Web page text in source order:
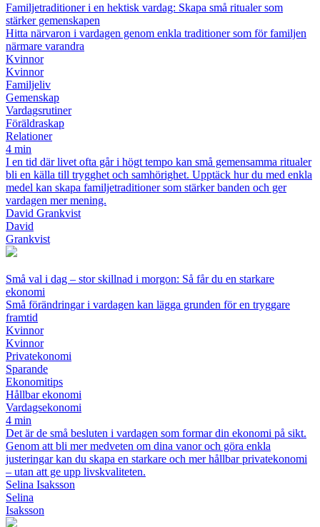
Familjetraditioner i en hektisk vardag: Skapa små ritualer som
stärker gemenskapen
Hitta närvaron i vardagen genom enkla traditioner som för familjen
närmare varandra
Kvinnor
Kvinnor
Familjeliv
Gemenskap
Vardagsrutiner
Föräldraskap
Relationer
4 min
I en tid där livet ofta går i högt tempo kan små gemensamma ritualer
bli en källa till trygghet och samhörighet. Upptäck hur du med enkla
medel kan skapa familjetraditioner som stärker banden och ger
vardagen mer mening.
David Grankvist
David
Grankvist
Små val i dag – stor skillnad i morgon: Så får du en starkare
ekonomi
Små förändringar i vardagen kan lägga grunden för en tryggare
framtid
Kvinnor
Kvinnor
Privatekonomi
Sparande
Ekonomitips
Hållbar ekonomi
Vardagsekonomi
4 min
Det är de små besluten i vardagen som formar din ekonomi på sikt.
Genom att bli mer medveten om dina vanor och göra enkla
justeringar kan du skapa en starkare och mer hållbar privatekonomi
– utan att ge upp livskvaliteten.
Selina Isaksson
Selina
Isaksson